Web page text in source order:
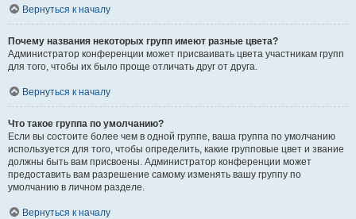
Вернуться к началу
Почему названия некоторых групп имеют разные цвета?
Администратор конференции может присваивать цвета участникам групп
для того, чтобы их было проще отличать друг от друга.
Вернуться к началу
Что такое группа по умолчанию?
Если вы состоите более чем в одной группе, ваша группа по умолчанию
используется для того, чтобы определить, какие групповые цвет и звание
должны быть вам присвоены. Администратор конференции может
предоставить вам разрешение самому изменять вашу группу по
умолчанию в личном разделе.
Вернуться к началу